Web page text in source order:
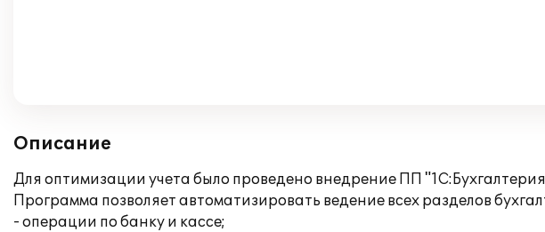
Описание
Для оптимизации учета было проведено внедрение ПП
Программа позволяет автоматизировать ведение всех разделов
- операции по банку и кассе;